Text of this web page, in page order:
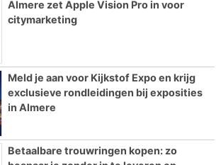
Almere zet Apple Vision Pro in voor
citymarketing
Meld je aan voor Kijkstof Expo en krijg
exclusieve rondleidingen bij exposities
in Almere
Betaalbare trouwringen kopen: zo